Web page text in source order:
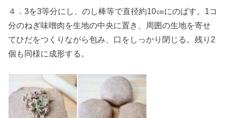
４．3を3等分にし、のし棒等で直径約10㎝にのばす。1コ
分のねぎ味噌肉を生地の中央に置き、周囲の生地を寄せ
てひだをつくりながら包み、口をしっかり閉じる。残り2
個も同様に成形する。